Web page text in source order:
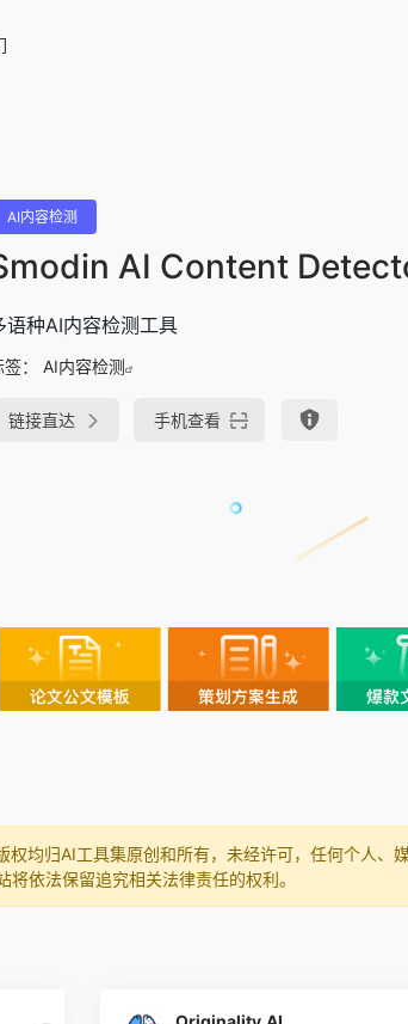
AI内容检测
AI Content
语种AI内容检测工具
： AI内容检测
链接直达 手机查看
均归AI工具集原创和所有，未经许可，任何个人、
依法保留追究相关法律责任的权利。